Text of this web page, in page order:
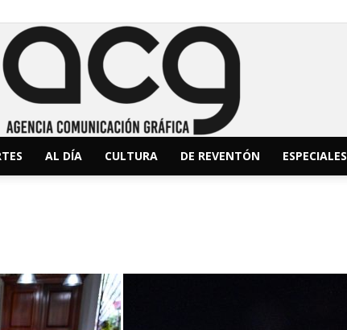
AL DÍA CULTURA DE REVENTÓN ESPECIALES